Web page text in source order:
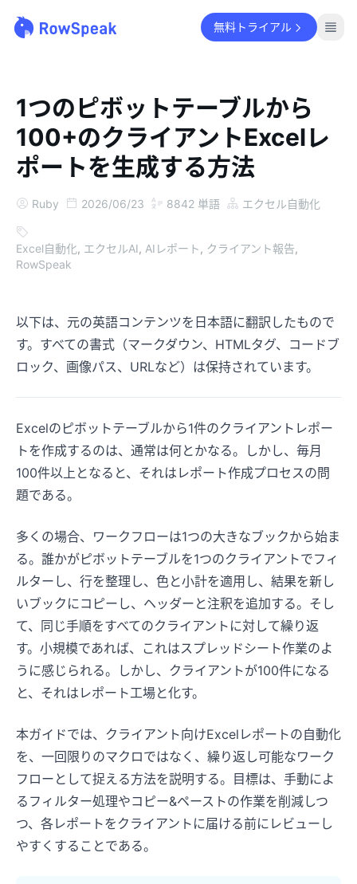
無料トライアル
1つのピボットテーブルから
100+のクライアントExcelレ
ポートを生成する方法
Ruby 2026/06/23 8842 単語 エクセル自動化
Excel自動化, エクセルAI, AIレポート , クライアント報告,
RowSpeak
以下は、元の英語コンテンツを日本語に翻訳したもので
す。すべての書式（マークダウン、HTMLタグ、コードブ
ロック、画像パス、URLなど）は保持されています。
Excelのピボットテーブルから1件のクライアントレポー
トを作成するのは、通常は何とかなる。しかし、毎月
100件以上となると、それはレポート作成プロセスの問
題である。
多くの場合、ワークフローは1つの大きなブックから始ま
る。誰かがピボットテーブルを1つのクライアントでフィ
ルターし、行を整理し、色と小計を適用し、結果を新し
いブックにコピーし、ヘッダーと注釈を追加する。そし
て、同じ手順をすべてのクライアントに対して繰り返
す。小規模であれば、これはスプレッドシート作業のよ
うに感じられる。しかし、クライアントが100件になる
と、それはレポート工場と化す。
本ガイドでは、クライアント向けExcelレポートの自動化
を、一回限りのマクロではなく、繰り返し可能なワーク
フローとして捉える方法を説明する。目標は、手動によ
るフィルター処理やコピー&ペーストの作業を削減しつ
つ、各レポートをクライアントに届ける前にレビューし
やすくすることである。